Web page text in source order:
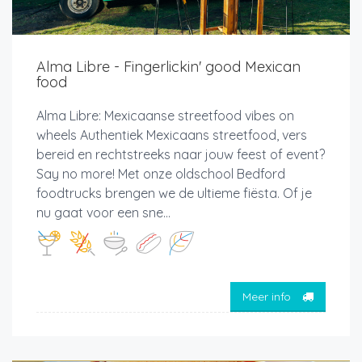
Alma Libre - Fingerlickin' good Mexican
food
Alma Libre: Mexicaanse streetfood vibes on
wheels Authentiek Mexicaans streetfood, vers
bereid en rechtstreeks naar jouw feest of event?
Say no more! Met onze oldschool Bedford
foodtrucks brengen we de ultieme fiësta. Of je
nu gaat voor een sne...
Meer info